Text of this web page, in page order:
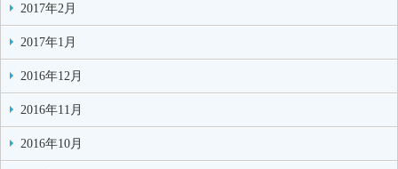
2017年2月
2017年1月
2016年12月
2016年11月
2016年10月